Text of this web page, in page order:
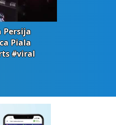
Persija
Piala
#viral